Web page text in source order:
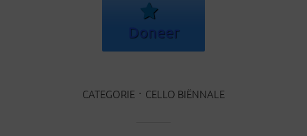
Doneer
CATEGORIE CELLO BIËNNALE